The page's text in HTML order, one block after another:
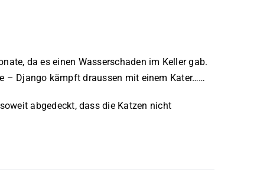
da es einen Wasserschaden im Keller gab.
– Django kämpft draussen mit einem Kater……
abgedeckt, dass die Katzen nicht